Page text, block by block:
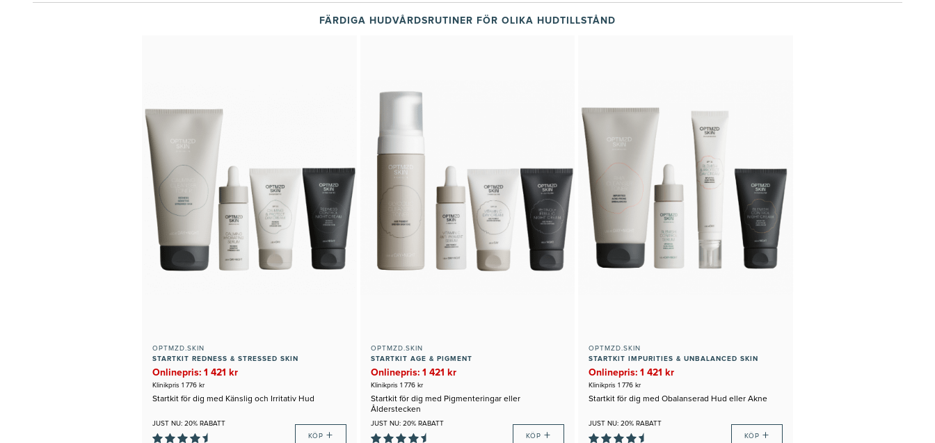
FÄRDIGA HUDVÅRDSRUTINER FÖR OLIKA HUDTILLSTÅND
OPTMZD.SKIN
STARTKIT REDNESS & STRESSED SKIN
Onlinepris: 1 421 kr
Klinikpris 1 776 kr
Startkit för dig med Känslig och Irritativ Hud
JUST NU: 20% RABATT
KÖP +
OPTMZD.SKIN
STARTKIT AGE & PIGMENT
Onlinepris: 1 421 kr
Klinikpris 1 776 kr
Startkit för dig med Pigmenteringar eller
Ålderstecken
JUST NU: 20% RABATT
KÖP+
OPTMZD.SKIN
STARTKIT IMPURITIES & UNBALANCED SKIN
Onlinepris: 1 421 kr
Klinikpris 1 776 kr
Startkit för dig med Obalanserad Hud eller Akne
JUST NU: 20% RABATT
KÖP+